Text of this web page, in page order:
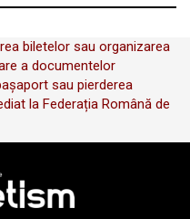
biletelor sau organizarea
a documentelor
sau pierderea
la Federația Română de